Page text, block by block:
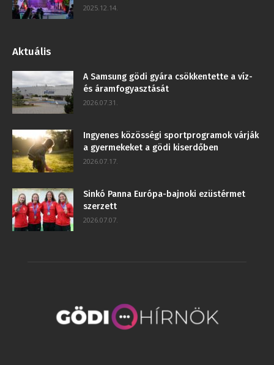
2025.12.14.
Aktuális
A Samsung gödi gyára csökkentette a víz-
és áramfogyasztását
2026.07.31.
Ingyenes közösségi sportprogramok várják
a gyermekeket a gödi kiserdőben
2026.07.17.
Sinkó Panna Európa-bajnoki ezüstérmet
szerzett
2026.07.07.